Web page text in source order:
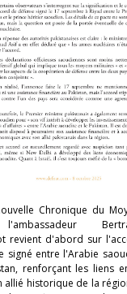
Chronique du
revient d'abord sur
signé entre l'Arabie
renforçant les liens
allié historique de la